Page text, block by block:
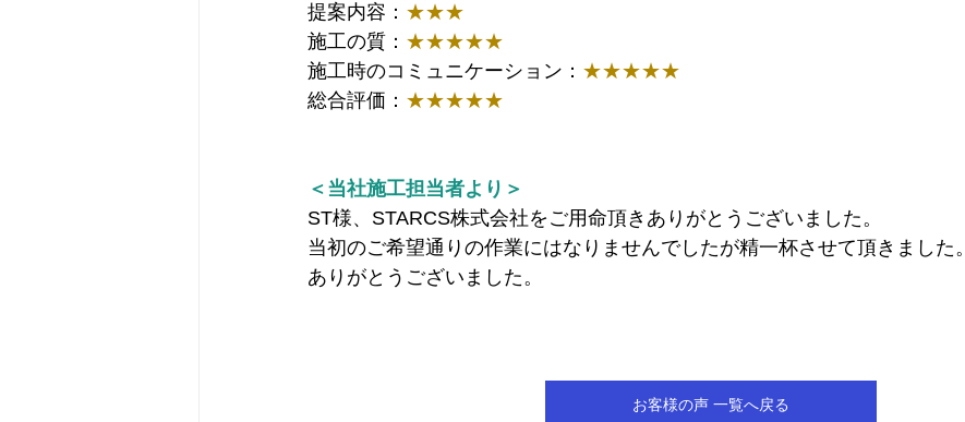
提案内容： ★★★
施工の質： ★★★★★
施工時のコミュニケーション： ★★★★★
総合評価： ★★★★★
＜当社施工担当者より＞
ST様、STARCS株式会社をご用命頂きありがとうございました。
当初のご希望通りの作業にはなりませんでしたが精一杯させて頂きました。
ありがとうございました。
お客様の声 一覧へ戻る